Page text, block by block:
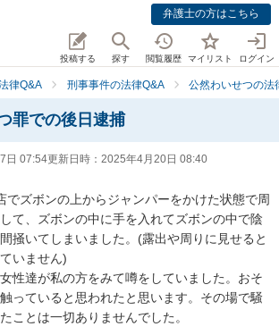
弁護士の方はこちら
投稿する 探す 閲覧履歴 マイリスト ログイン
律Q&A 刑事事件の法律Q&A 公然わいせつの法
罪での後日逮捕
日 07:54更新日時： 2025年4月20日 08:40
でズボンの上からジャンパーをかけた状態で周
て、ズボンの中に手を入れてズボンの中で陰
掻いてしまいました。(露出や周りに見せると
いません)
性達が私の方をみて噂をしていました。おそ
っていると思われたと思います。その場で騒
ことは一切ありませんでした。